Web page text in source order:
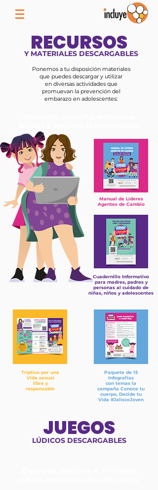
RECURSOS
Y MATERIALES DESCARGABLES
Ponemos a tu disposición materiales
que puedes descargar y utilizar
en diversas actividades que
promuevan la prevención del
embarazo en adolescentes:
Cuadernillo Informativo
para madres, padres y
personas al cuidado de
niñas, niños y adolescentes
Manual de Líderes
Agentes de Cambio
Triptico por una
Vida sexual
libre y
responsable
Paquete de 15
Infografías
con temas la
campaña Conoce tu
cuerpo, Decide tu
Vida #JaliscoJoven
JUEGOS
LÚDICOS DESCARGABLES